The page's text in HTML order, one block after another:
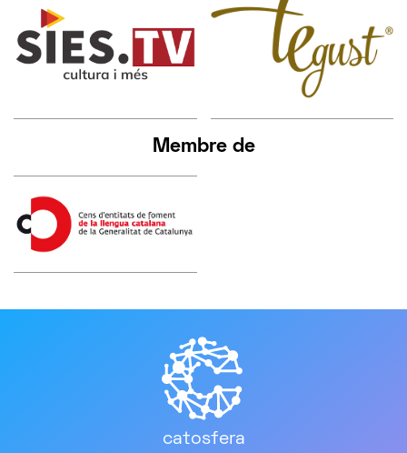
Membre de
catosfera